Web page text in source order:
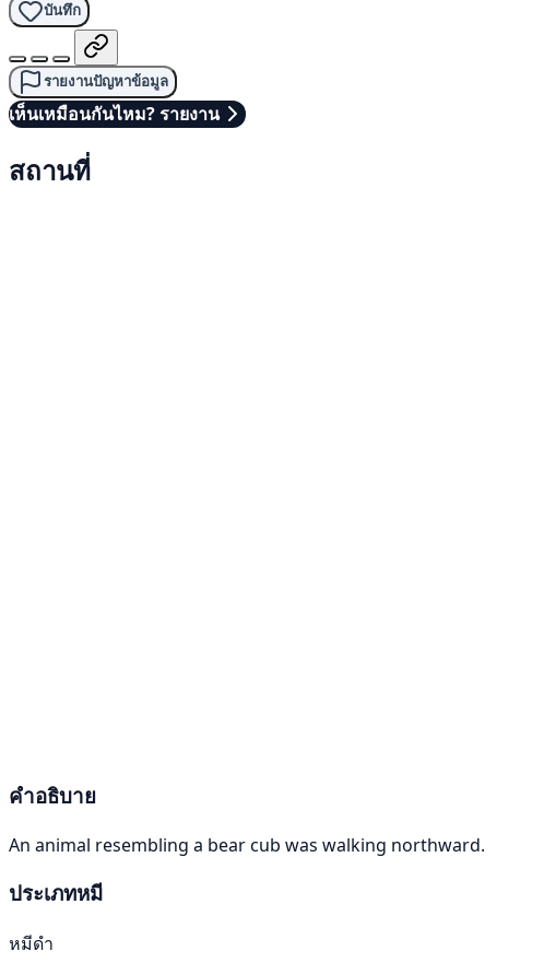
บันทึก
รายงานปัญหาข้อมูล
เห็นเหมือนกันไหม? รายงาน
สถานที่
คำอธิบาย
An animal resembling a bear cub was walking northward.
ประเภทหมี
หมีดำ